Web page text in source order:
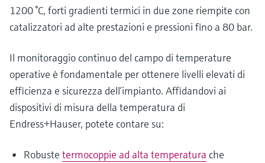
1200 °C, forti gradienti termici in due zone riempite con
catalizzatori ad alte prestazioni e pressioni fino a 80 bar.
Il monitoraggio continuo del campo di temperature
operative è fondamentale per ottenere livelli elevati di
efficienza e sicurezza dell’impianto. Affidandovi ai
dispositivi di misura della temperatura di
Endress+Hauser, potete contare su:
Robuste termocoppie ad alta temperatura che